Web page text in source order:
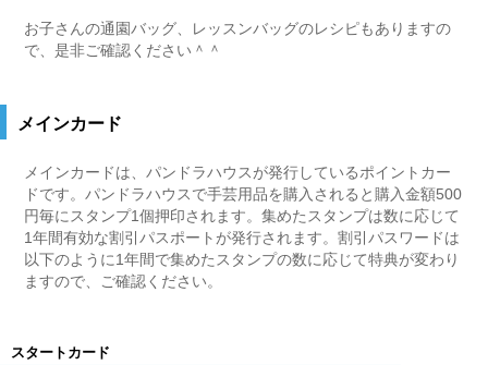
お子さんの通園バッグ、レッスンバッグのレシピもありますの
で、是非ご確認ください＾＾
メインカード
メインカードは、パンドラハウスが発行しているポイントカー
ドです。パンドラハウスで手芸用品を購入されると購入金額500
円毎にスタンプ1個押印されます。集めたスタンプは数に応じて
1年間有効な割引パスポートが発行されます。割引パスワードは
以下のように1年間で集めたスタンプの数に応じて特典が変わり
ますので、ご確認ください。
スタートカード